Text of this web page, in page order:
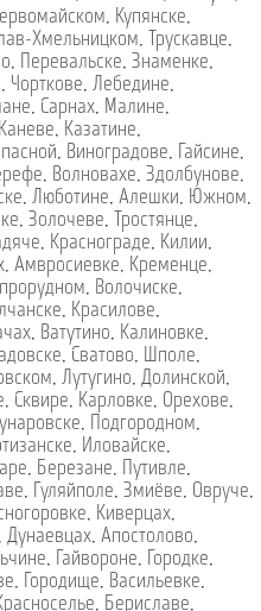
Первомайском, Купянске,
Хмельницком, Трускавце,
, Перевальске, Знаменке,
, Чорткове, Лебедине,
, Сарнах, Малине,
Каневе, Казатине,
, Виноградове, Гайсине,
, Волновахе, Здолбунове,
, Люботине, Алешки, Южном,
, Золочеве, Тростянце,
, Краснограде, Килии,
, Амвросиевке, Кременце,
, Волочиске,
, Красилове,
, Ватутино, Калиновке,
, Сватово, Шполе,
, Лутугино, Долинской,
, Сквире, Карловке, Орехове,
, Подгородном,
, Иловайске,
, Березане, Путивле,
, Гуляйполе, Змиёве, Овруче,
, Киверцах,
, Дунаевцах, Апостолово,
, Гайвороне, Городке,
, Городище, Васильевке,
, Бериславе,